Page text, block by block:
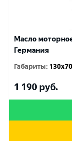
Масло
Германия
Габариты:
1 190 руб.